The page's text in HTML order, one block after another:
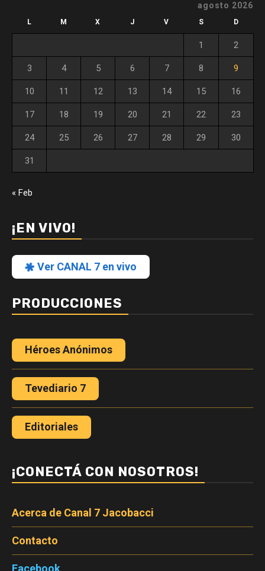
agosto 2026
L M X J V S D
1 2
3 4 5 6 7 8 9
10 11 12 13 14 15 16
17 18 19 20 21 22 23
24 25 26 27 28 29 30
31
« Feb
¡EN VIVO!
Ver CANAL 7 en vivo
PRODUCCIONES
Héroes Anónimos
Tevediario 7
Editoriales
¡CONECTÁ CON NOSOTROS!
Acerca de Canal 7 Jacobacci
Contacto
Facebook